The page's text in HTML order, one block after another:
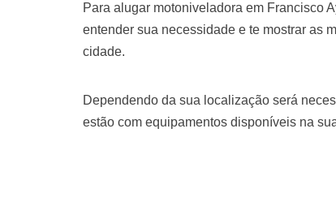
Para alugar motoniveladora em Francisco
entender sua necessidade e te mostrar as
cidade.
Dependendo da sua localização será
estão com equipamentos disponíveis na